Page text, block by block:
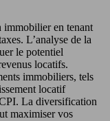
immobilier en tenant
L’analyse de la
le potentiel
locatifs.
immobiliers, tels
locatif
La diversification
maximiser vos